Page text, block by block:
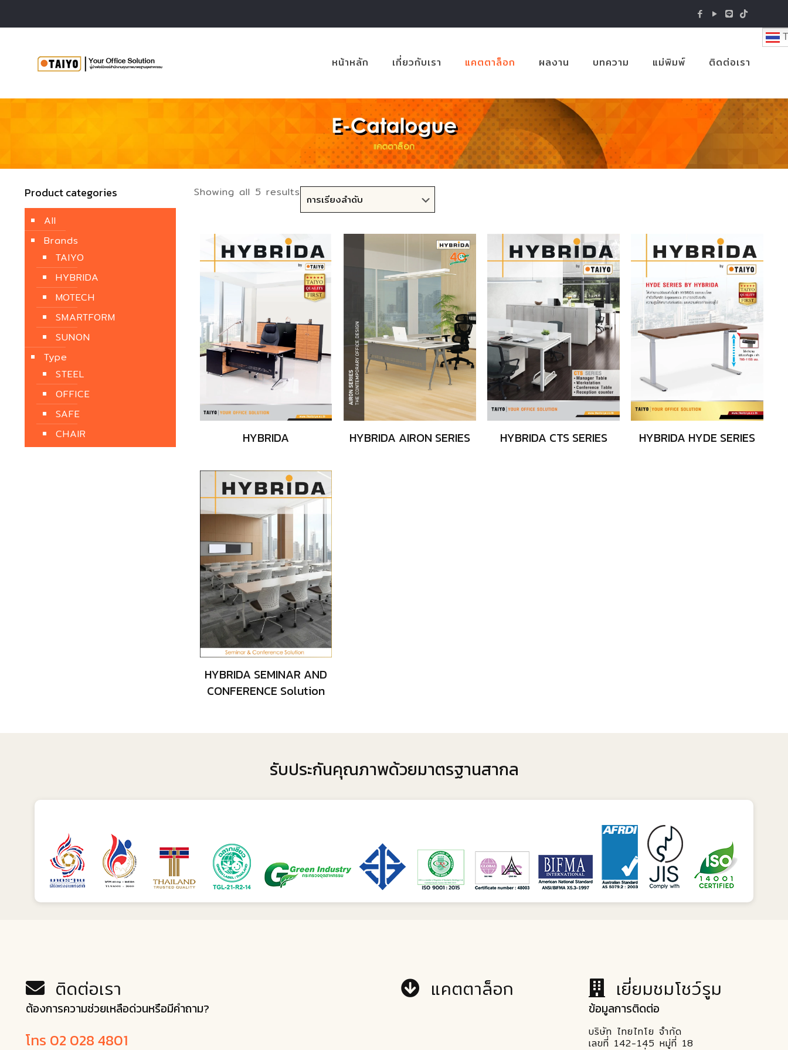
หน้าหลัก เกี่ยวกับเรา แคตตาล็อก ผลงาน บทความ แม่พิมพ์ ติดต่อเรา
Showing all 5 results
HYBRIDA HYBRIDA AIRON SERIES HYBRIDA CTS SERIES HYBRIDA HYDE SERIES
HYBRIDA SEMINAR AND
CONFERENCE Solution
Product categories
All
Brands
TAIYO
HYBRIDA
MOTECH
SMARTFORM
SUNON
Type
STEEL
OFFICE
SAFE
CHAIR
รับประกันคุณภาพด้วยมาตรฐานสากล
ติดต่อเรา
ต้องการความช่วยเหลือด่วนหรือมีคำถาม?
โทร 02 028 4801
แคตตาล็อก เยี่ยมชมโชว์รูม
ข้อมูลการติดต่อ
บริษัท ไทยไทโย จำกัด
เลขที่ 142-145 หมู่ที่ 18